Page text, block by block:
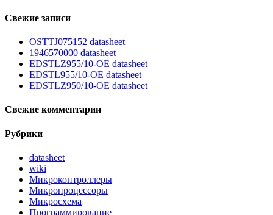
Свежие записи
OSTTJ075152 datasheet
1946570000 datasheet
EDSTLZ955/10-OE datasheet
EDSTL955/10-OE datasheet
EDSTLZ950/10-OE datasheet
Свежие комментарии
Рубрики
datasheet
wiki
Микроконтроллеры
Микропроцессоры
Микросхема
Программирование